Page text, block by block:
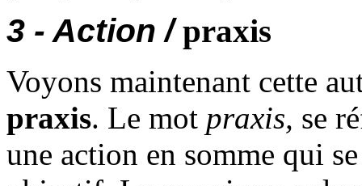
3 - Action /praxis
Voyons maintenant cette
praxis. Le mot praxis, se
une action en somme qui